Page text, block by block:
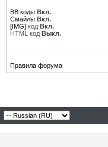
BB коды Вкл.
Смайлы Вкл.
[IMG] код Вкл.
HTML код Выкл.
Правила форума